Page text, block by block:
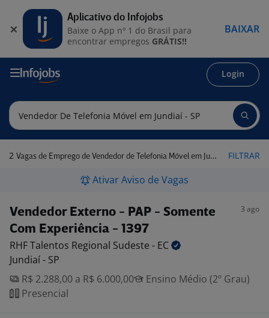
Login
2 Vagas de Emprego de Vendedor de Telefonia Móvel em Jundiaí - SP FILTRAR
Ativar Aviso de Vagas
Vendedor Externo - PAP - Somente
Com Experiência - 1397
3 ago
RHF Talentos Regional Sudeste - EC
Jundiaí - SP
R$ 2.288,00 a R$ 6.000,00
Ensino Médio (2º Grau)
Presencial
Aplicativo do Infojobs
Baixe o App nº 1 do Brasil para
encontrar empregos GRÁTIS!!
BAIXAR